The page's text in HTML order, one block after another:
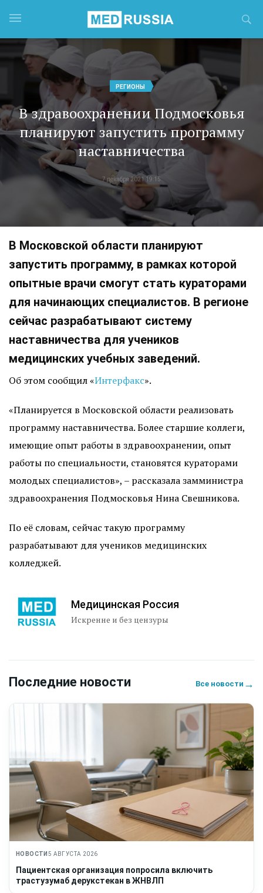
РЕГИОНЫ
В здравоохранении Подмосковья
планируют запустить программу
наставничества
7 декабря 2021 19:15
В Московской области планируют
запустить программу, в рамках которой
опытные врачи смогут стать кураторами
для начинающих специалистов. В регионе
сейчас разрабатывают систему
наставничества для учеников
медицинских учебных заведений.
Об этом сообщил «Интерфакс».
«Планируется в Московской области реализовать
программу наставничества. Более старшие коллеги,
имеющие опыт работы в здравоохранении, опыт
работы по специальности, становятся кураторами
молодых специалистов», – рассказала замминистра
здравоохранения Подмосковья Нина Свешникова.
По её словам, сейчас такую программу
разрабатывают для учеников медицинских
колледжей.
Медицинская Россия
Искренне и без цензуры
Последние новости Все новости →
НОВОСТИ 5 АВГУСТА 2026
Пациентская организация попросила включить
трастузумаб дерукстекан в ЖНВЛП